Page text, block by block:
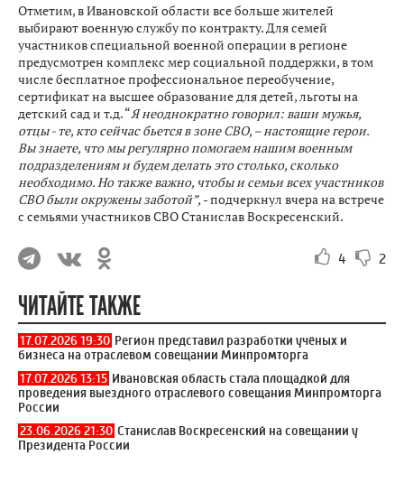
Отметим, в Ивановской области все больше жителей
выбирают военную службу по контракту. Для семей
участников специальной военной операции в регионе
предусмотрен комплекс мер социальной поддержки, в том
числе бесплатное профессиональное переобучение,
сертификат на высшее образование для детей, льготы на
детский сад и т.д. “Я неоднократно говорил: ваши мужья,
отцы - те, кто сейчас бьется в зоне СВО, – настоящие герои.
Вы знаете, что мы регулярно помогаем нашим военным
подразделениям и будем делать это столько, сколько
необходимо. Но также важно, чтобы и семьи всех участников
СВО были окружены заботой”, - подчеркнул вчера на встрече
с семьями участников СВО Станислав Воскресенский.
4 2
ЧИТАЙТЕ ТАКЖЕ
17.07.2026 19:30 Регион представил разработки учёных и
бизнеса на отраслевом совещании Минпромторга
17.07.2026 13:15 Ивановская область стала площадкой для
проведения выездного отраслевого совещания Минпромторга
России
23.06.2026 21:30 Станислав Воскресенский на совещании у
Президента России